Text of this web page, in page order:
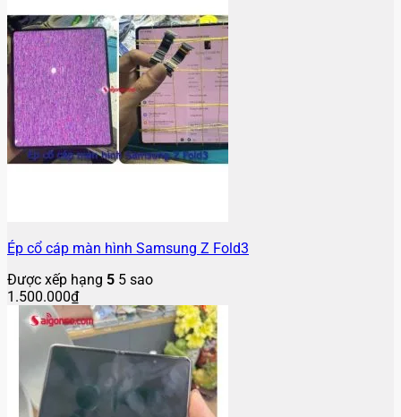
Ép cổ cáp màn hình Samsung Z Fold3
Được xếp hạng 5 5 sao
1.500.000₫